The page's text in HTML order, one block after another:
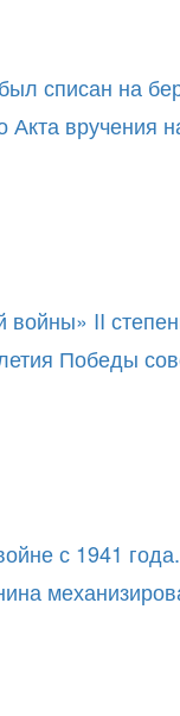
списан на
Акта вручения
II
Победы
с 1941